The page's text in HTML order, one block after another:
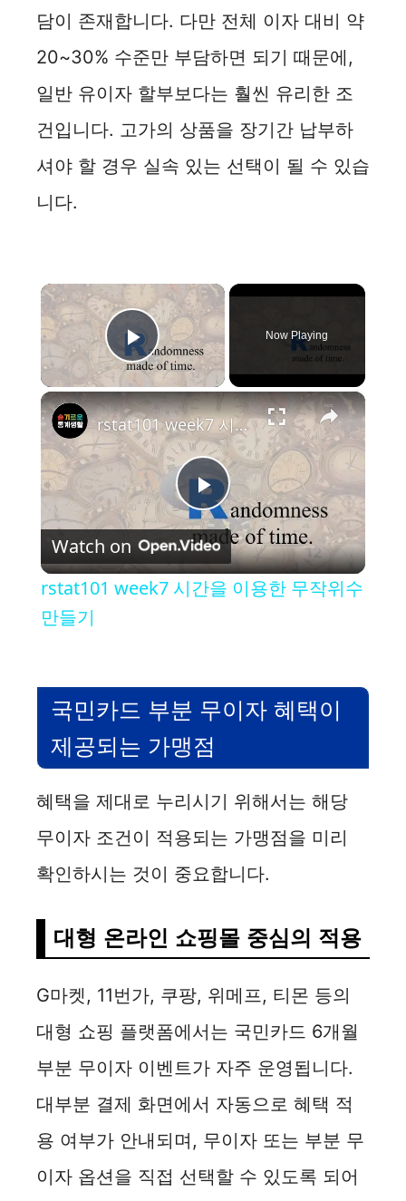
담이 존재합니다. 다만 전체 이자 대비 약
20~30% 수준만 부담하면 되기 때문에,
일반 유이자 할부보다는 훨씬 유리한 조
건입니다. 고가의 상품을 장기간 납부하
셔야 할 경우 실속 있는 선택이 될 수 있습
니다.
×
Play Video
Now Playing
×
P
l
V
d
e
o
rstat101 week7 시간을 이용한 무작위수 만들기
Watch on
rstat101 week7 시간을 이용한 무작위수
만들기
국민카드 부분 무이자 혜택이
제공되는 가맹점
혜택을 제대로 누리시기 위해서는 해당
무이자 조건이 적용되는 가맹점을 미리
확인하시는 것이 중요합니다.
대형 온라인 쇼핑몰 중심의 적용
G마켓, 11번가, 쿠팡, 위메프, 티몬 등의
대형 쇼핑 플랫폼에서는 국민카드 6개월
부분 무이자 이벤트가 자주 운영됩니다.
대부분 결제 화면에서 자동으로 혜택 적
용 여부가 안내되며, 무이자 또는 부분 무
이자 옵션을 직접 선택할 수 있도록 되어